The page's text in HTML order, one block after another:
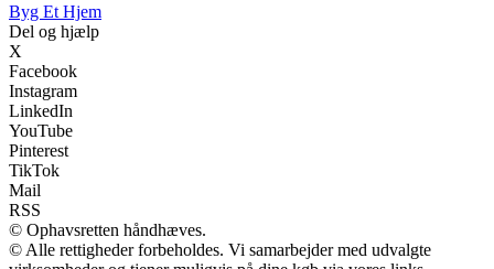
Byg Et Hjem
Del og hjælp
X
Facebook
Instagram
LinkedIn
YouTube
Pinterest
TikTok
Mail
RSS
© Ophavsretten håndhæves.
© Alle rettigheder forbeholdes. Vi samarbejder med udvalgte